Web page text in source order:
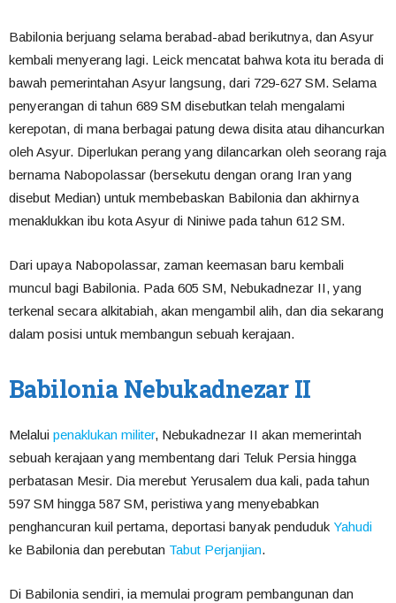
Babilonia berjuang selama berabad-abad berikutnya, dan Asyur
kembali menyerang lagi. Leick mencatat bahwa kota itu berada di
bawah pemerintahan Asyur langsung, dari 729-627 SM. Selama
penyerangan di tahun 689 SM disebutkan telah mengalami
kerepotan, di mana berbagai patung dewa disita atau dihancurkan
oleh Asyur. Diperlukan perang yang dilancarkan oleh seorang raja
bernama Nabopolassar (bersekutu dengan orang Iran yang
disebut Median) untuk membebaskan Babilonia dan akhirnya
menaklukkan ibu kota Asyur di Niniwe pada tahun 612 SM.
Dari upaya Nabopolassar, zaman keemasan baru kembali
muncul bagi Babilonia. Pada 605 SM, Nebukadnezar II, yang
terkenal secara alkitabiah, akan mengambil alih, dan dia sekarang
dalam posisi untuk membangun sebuah kerajaan.
Babilonia Nebukadnezar II
Melalui penaklukan militer, Nebukadnezar II akan memerintah
sebuah kerajaan yang membentang dari Teluk Persia hingga
perbatasan Mesir. Dia merebut Yerusalem dua kali, pada tahun
597 SM hingga 587 SM, peristiwa yang menyebabkan
penghancuran kuil pertama, deportasi banyak penduduk Yahudi
ke Babilonia dan perebutan Tabut Perjanjian.
Di Babilonia sendiri, ia memulai program pembangunan dan